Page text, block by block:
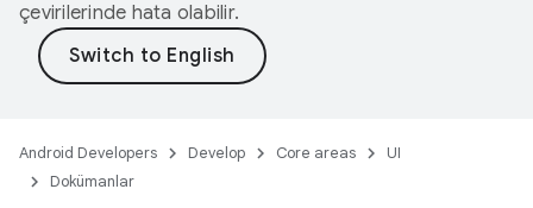
çevirilerinde hata olabilir.
Android Developers Develop Core areas
UI
Dokümanlar